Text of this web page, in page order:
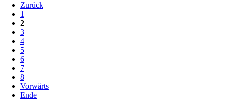
Zurück
1
2
3
4
5
6
7
8
Vorwärts
Ende